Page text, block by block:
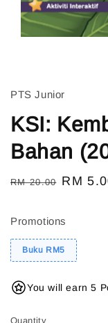
PTS Junior
KSI:
Bahan
Regular
RM 20.00 Sale
RM
Promotions
Buku RM5
You will earn 5
Quantity